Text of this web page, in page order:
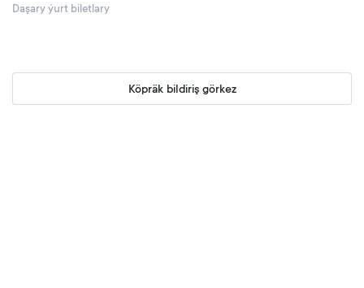
Daşary ýurt biletlary
Köpräk bildiriş görkez